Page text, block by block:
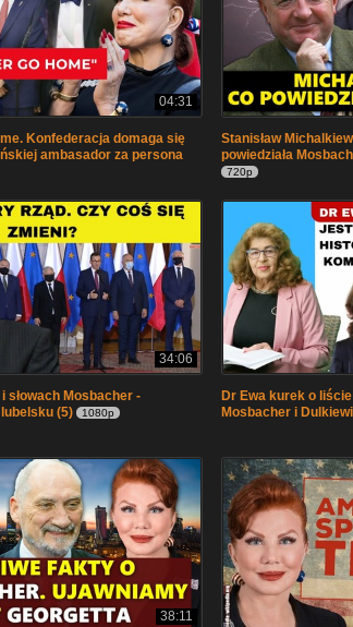
04:31
Konfederacja domaga się
ambasador za persona
Stanisław
powiedziała
720p
34:06
słowach Mosbacher -
(5)
1080p
Dr Ewa kurek o
Mosbacher i
38:11